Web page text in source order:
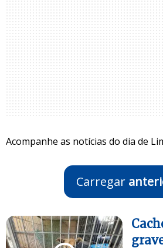
Acompanhe as notícias do dia de
Carregar